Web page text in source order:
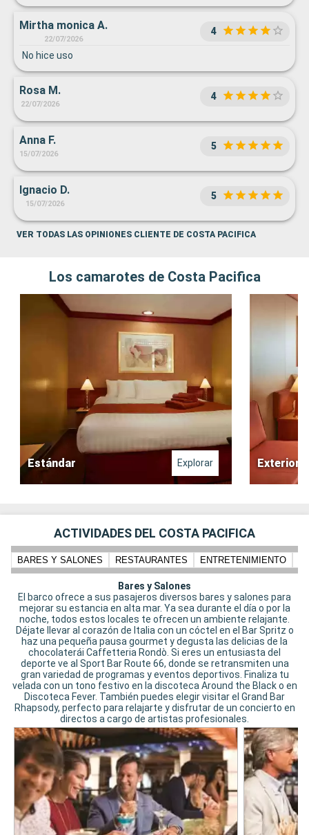
Mirtha monica A.
22/07/2026
4
No hice uso
Rosa M.
22/07/2026
4
Anna F.
15/07/2026
5
Ignacio D.
15/07/2026
5
VER TODAS LAS OPINIONES CLIENTE DE COSTA PACIFICA
Los camarotes de Costa Pacifica
Estándar Explorar Exterior
ACTIVIDADES DEL COSTA PACIFICA
BARES Y SALONES RESTAURANTES ENTRETENIMIENTO
Bares y Salones
El barco ofrece a sus pasajeros diversos bares y salones para
mejorar su estancia en alta mar. Ya sea durante el día o por la
noche, todos estos locales te ofrecen un ambiente relajante.
Déjate llevar al corazón de Italia con un cóctel en el Bar Spritz o
haz una pequeña pausa gourmet y degusta las delicias de la
chocolaterái Caffetteria Rondò. Si eres un entusiasta del
deporte ve al Sport Bar Route 66, donde se retransmiten una
gran variedad de programas y eventos deportivos. Finaliza tu
velada con un tono festivo en la discoteca Around the Black o en
Discoteca Fever. También puedes elegir visitar el Grand Bar
Rhapsody, perfecto para relajarte y disfrutar de un concierto en
directos a cargo de artistas profesionales.